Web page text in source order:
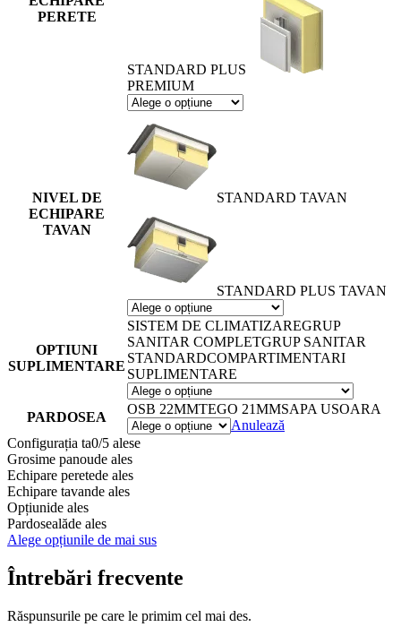
PERETE
STANDARD PLUS
PREMIUM
NIVEL DE
ECHIPARE
TAVAN
STANDARD TAVAN
STANDARD PLUS TAVAN
OPTIUNI
SUPLIMENTARE
SISTEM DE CLIMATIZAREGRUP
SANITAR COMPLETGRUP SANITAR
STANDARDCOMPARTIMENTARI
SUPLIMENTARE
PARDOSEA
OSB 22MMTEGO 21MMSAPA USOARA
Anulează
Configurația ta0/5 alese
Grosime panoude ales
Echipare peretede ales
Echipare tavande ales
Opțiunide ales
Pardosealăde ales
Alege opțiunile de mai sus
Întrebări frecvente
Răspunsurile pe care le primim cel mai des.